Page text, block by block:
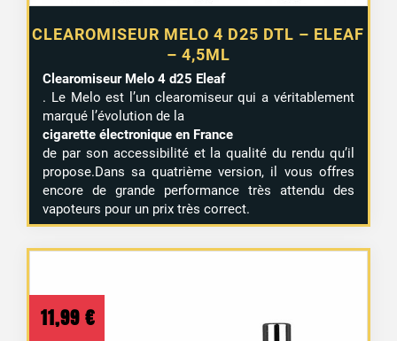
CLEAROMISEUR MELO 4 D25 DTL – ELEAF
– 4,5ML
Clearomiseur Melo 4 d25 Eleaf
. Le Melo est l’un clearomiseur qui a véritablement
marqué l’évolution de la
cigarette électronique en France
de par son accessibilité et la qualité du rendu qu’il
propose.Dans sa quatrième version, il vous offres
encore de grande performance très attendu des
vapoteurs pour un prix très correct.
11,99 €